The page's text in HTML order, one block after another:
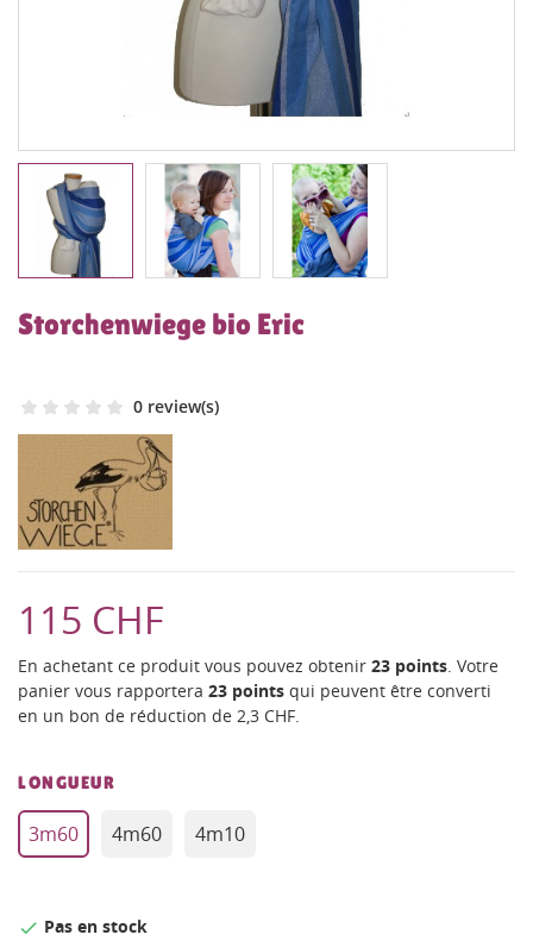
Storchenwiege bio Eric
0 review(s)
115 CHF
En achetant ce produit vous pouvez obtenir 23 points. Votre
panier vous rapportera 23 points qui peuvent être converti
en un bon de réduction de 2,3 CHF.
LONGUEUR
3m60 4m60 4m10
 Pas en stock